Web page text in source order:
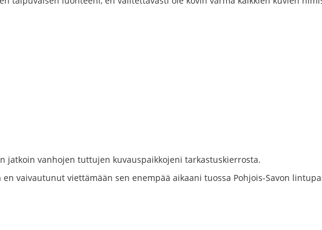
vanhojen tuttujen kuvauspaikkojeni tarkastuskierrosta.
vaivautunut viettämään sen enempää aikaani tuossa Pohjois-Savon